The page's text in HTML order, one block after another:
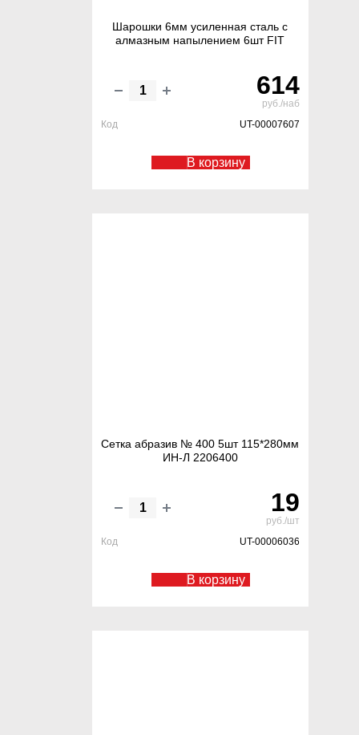
Шарошки 6мм усиленная сталь с
алмазным напылением 6шт FIT
614
руб./наб
Код
UT-00007607
В корзину
Сетка абразив № 400 5шт 115*280мм
ИН-Л 2206400
19
руб./шт
Код
UT-00006036
В корзину